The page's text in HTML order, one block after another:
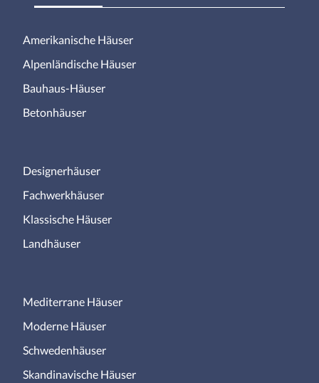
Amerikanische Häuser
Alpenländische Häuser
Bauhaus-Häuser
Betonhäuser
Designerhäuser
Fachwerkhäuser
Klassische Häuser
Landhäuser
Mediterrane Häuser
Moderne Häuser
Schwedenhäuser
Skandinavische Häuser